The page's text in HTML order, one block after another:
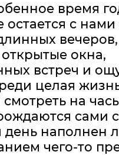
время
остается с нами
вечеров,
открытые окна,
встреч и
целая
смотреть на
сами
наполнен
чего-то